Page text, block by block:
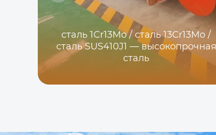
сталь 1Cr13Mo / сталь 13Cr13Mo /
сталь SUS410J1 — высокопрочная
сталь